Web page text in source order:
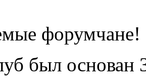
форумчане!
был основан